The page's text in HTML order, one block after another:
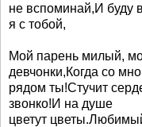
не вспоминай,И буду
я с тобой,
Мой парень милый,
девчонки,Когда со
рядом ты!Стучит
звонко!И на душе
цветут